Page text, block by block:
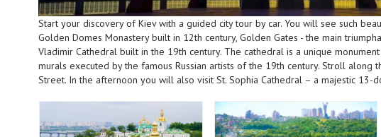
Start your discovery of Kiev with a guided city tour by car. You will see such
Golden Domes Monastery built in 12th century, Golden Gates - the main
Vladimir Cathedral built in the 19th century. The cathedral is a unique
murals executed by the famous Russian artists of the 19th century. Stroll along
Street. In the afternoon you will also visit St. Sophia Cathedral – a majestic 13-